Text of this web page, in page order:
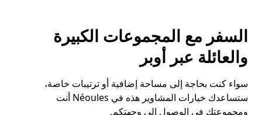
السفر مع المجموعات الكبيرة
والعائلة عبر أوبر
سواء كنت بحاجة إلى مساحة إضافية أو ترتيبات خاصة،
ستساعدك خيارات المشاوير هذه في Néoules أنت
ومجموعتك في الوصول إلى وجهتكم.